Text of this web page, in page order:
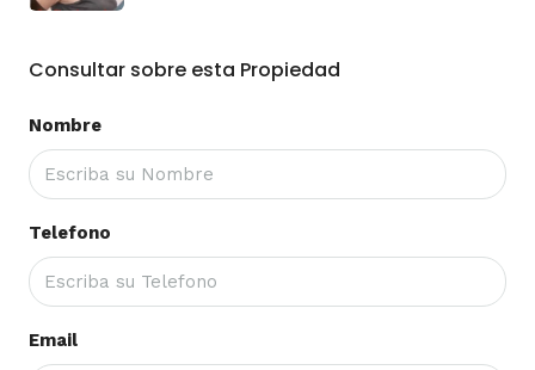
Consultar sobre esta Propiedad
Nombre
Telefono
Email